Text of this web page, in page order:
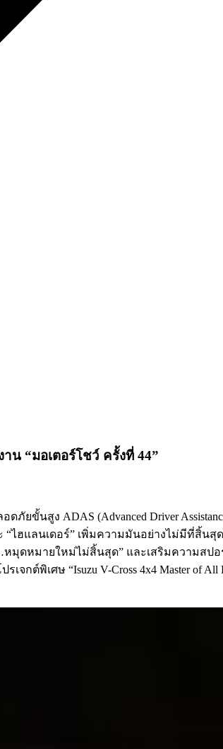
น “มอเตอร์โชว์ ครั้งที่ 44”
นสูง ADAS (Advanced Driver
“ไฮแลนเดอร์” เพิ่มความมันอย่างไม่มีที่สิ้น
มุดหมายใหม่ไม่สิ้นสุด” และเสริมความสป
กต์พิเศษ “Isuzu V-Cross 4x4 Master of